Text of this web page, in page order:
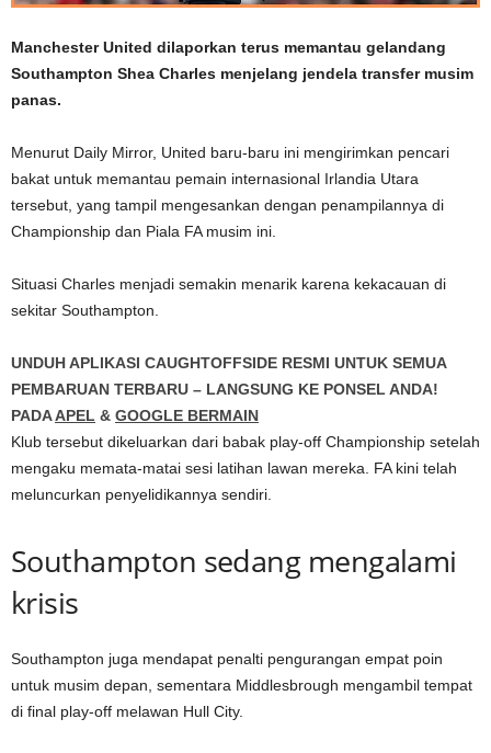
Manchester United dilaporkan terus memantau gelandang
Southampton Shea Charles menjelang jendela transfer musim
panas.
Menurut Daily Mirror, United baru-baru ini mengirimkan pencari
bakat untuk memantau pemain internasional Irlandia Utara
tersebut, yang tampil mengesankan dengan penampilannya di
Championship dan Piala FA musim ini.
Situasi Charles menjadi semakin menarik karena kekacauan di
sekitar Southampton.
UNDUH APLIKASI CAUGHTOFFSIDE RESMI UNTUK SEMUA
PEMBARUAN TERBARU – LANGSUNG KE PONSEL ANDA!
PADAAPEL & GOOGLE BERMAIN
Klub tersebut dikeluarkan dari babak play-off Championship setelah
mengaku memata-matai sesi latihan lawan mereka. FA kini telah
meluncurkan penyelidikannya sendiri.
Southampton sedang mengalami
krisis
Southampton juga mendapat penalti pengurangan empat poin
untuk musim depan, sementara Middlesbrough mengambil tempat
di final play-off melawan Hull City.